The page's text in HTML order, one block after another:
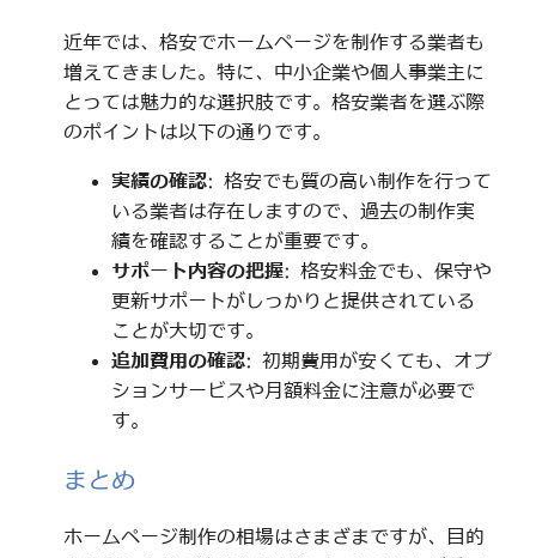
近年では、格安でホームページを制作する業者も
増えてきました。特に、中小企業や個人事業主に
とっては魅力的な選択肢です。格安業者を選ぶ際
のポイントは以下の通りです。
実績の確認: 格安でも質の高い制作を行って
いる業者は存在しますので、過去の制作実
績を確認することが重要です。
サポート内容の把握: 格安料金でも、保守や
更新サポートがしっかりと提供されている
ことが大切です。
追加費用の確認: 初期費用が安くても、オプ
ションサービスや月額料金に注意が必要で
す。
まとめ
ホームページ制作の相場はさまざまですが、目的